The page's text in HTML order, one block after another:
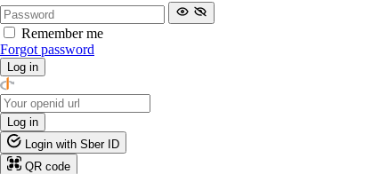
Remember me
Forgot password
Log in
Log in
Login with Sber ID
QR code